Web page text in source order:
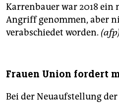
Karrenbauer war 2018 ein
Angriff genommen, aber
verabschiedet worden.
Frauen Union fordert
Bei der Neuaufstellung